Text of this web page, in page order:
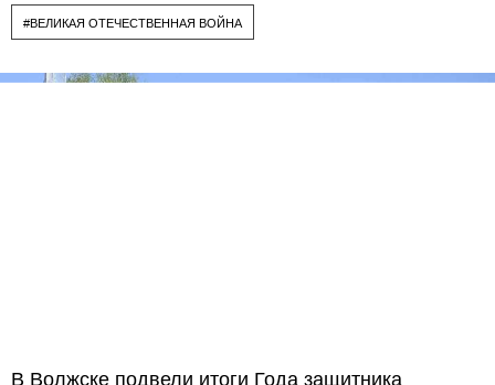
#ВЕЛИКАЯ ОТЕЧЕСТВЕННАЯ ВОЙНА
В Волжске подвели итоги Года защитника